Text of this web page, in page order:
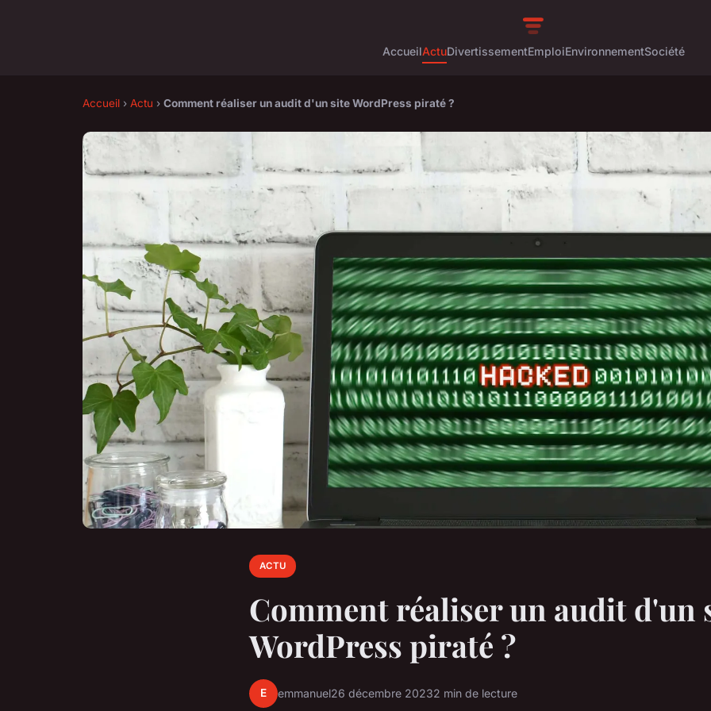
AccueilActuDivertissementEmploiEnvironnementSociété
Accueil › Actu › Comment réaliser un audit d'un site WordPress piraté ?
ACTU
Comment réaliser un audit d'un
WordPress piraté ?
E emmanuel26 décembre 20232 min de lecture